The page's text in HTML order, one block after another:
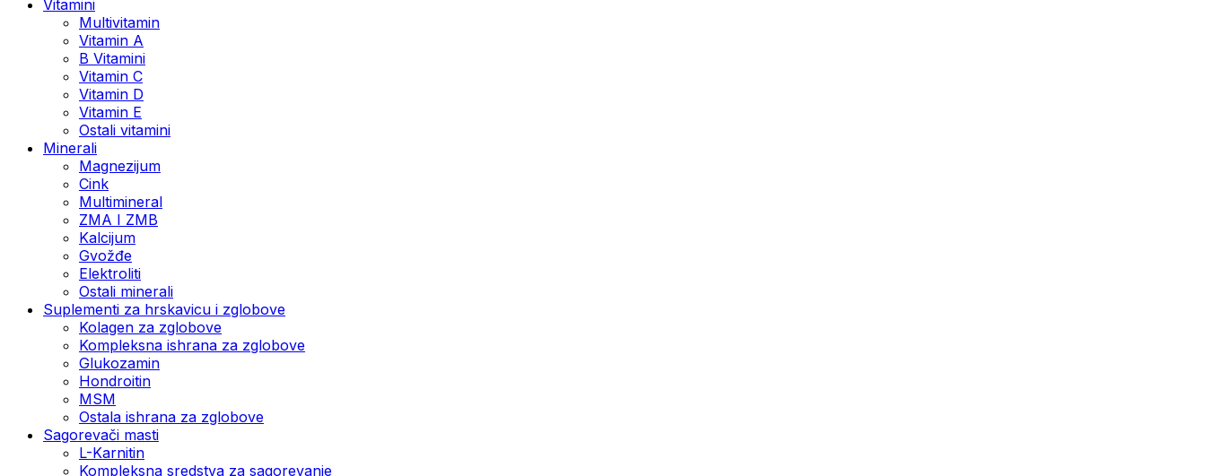
Vitamini
Multivitamin
Vitamin A
B Vitamini
Vitamin C
Vitamin D
Vitamin E
Ostali vitamini
Minerali
Magnezijum
Cink
Multimineral
ZMA I ZMB
Kalcijum
Gvožđe
Elektroliti
Ostali minerali
Suplementi za hrskavicu i zglobove
Kolagen za zglobove
Kompleksna ishrana za zglobove
Glukozamin
Hondroitin
MSM
Ostala ishrana za zglobove
Sagorevači masti
L-Karnitin
Kompleksna sredstva za sagorevanje